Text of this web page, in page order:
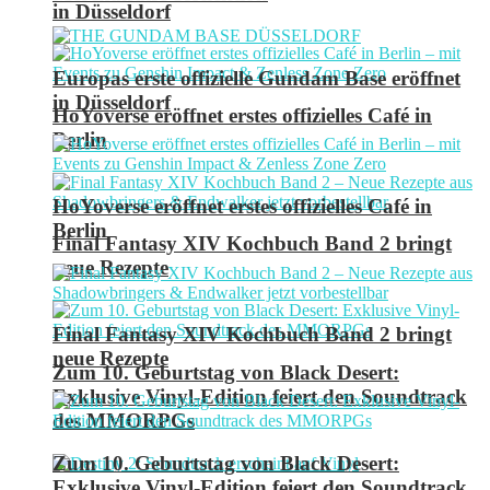
in Düsseldorf
HoYoverse eröffnet erstes offizielles Café in
Berlin
Final Fantasy XIV Kochbuch Band 2 bringt
neue Rezepte
Zum 10. Geburtstag von Black Desert:
Exklusive Vinyl-Edition feiert den Soundtrack
des MMORPGs
Europas erste offizielle Gundam Base eröffnet
in Düsseldorf
HoYoverse eröffnet erstes offizielles Café in
Berlin
Final Fantasy XIV Kochbuch Band 2 bringt
neue Rezepte
Zum 10. Geburtstag von Black Desert: